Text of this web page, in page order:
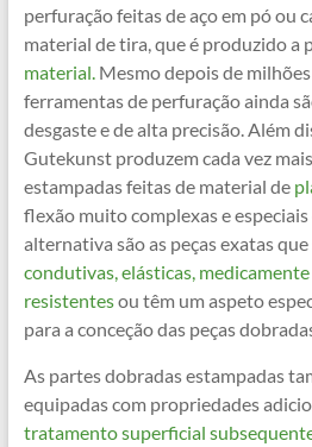
perfuração feitas de aço em pó ou
material de tira, que é produzido a
material.Mesmo depois de milhões
ferramentas de perfuração ainda
desgaste e de alta precisão. Além
Gutekunst produzem cada vez
estampadas feitas de material de
flexão muito complexas e
alternativa são as peças exatas que
condutivas, elásticas,
resistentesou têm um aspeto
para a conceção das peças
As partes dobradas estampadas
equipadas com propriedades
tratamento superficial